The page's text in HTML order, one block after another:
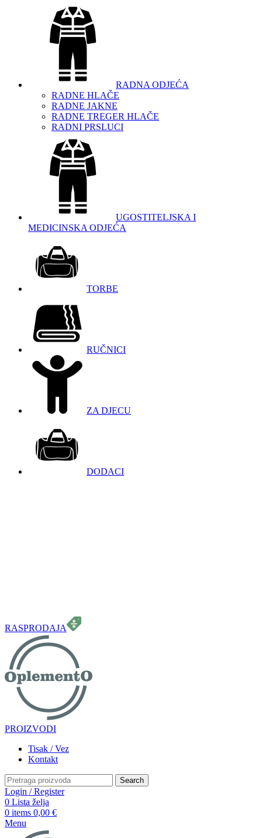
RADNA ODJEĆA
RADNE HLAČE
RADNE JAKNE
RADNE TREGER HLAČE
RADNI PRSLUCI
UGOSTITELJSKA I
MEDICINSKA ODJEĆA
TORBE
RUČNICI
ZA DJECU
DODACI
RASPRODAJA
PROIZVODI
Tisak / Vez
Kontakt
Search
Login / Register
0 Lista želja
0 items 0,00 €
Menu